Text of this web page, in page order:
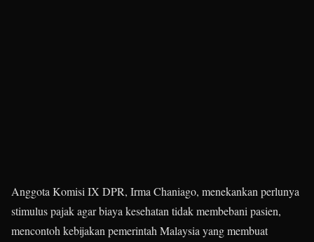
Anggota Komisi IX DPR, Irma Chaniago, menekankan perlunya
stimulus pajak agar biaya kesehatan tidak membebani pasien,
mencontoh kebijakan pemerintah Malaysia yang membuat